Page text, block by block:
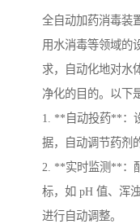
全自动加药消毒装
用水消毒等领域的
求，自动化地对水
净化的目的。以下
1. **自动投药**：
据，自动调节药剂
2. **实时监测**：
标，如 pH 值、浑
进行自动调整。